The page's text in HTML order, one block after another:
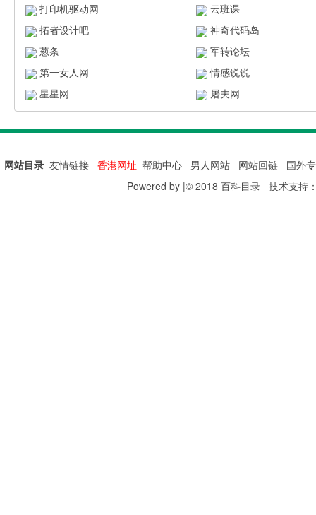
打印机驱动网
云班课
拓者设计吧
神奇代码岛
葱条
军转论坛
第一女人网
情感说说
星星网
屠夫网
网站目录 友情链接 香港网址 帮助中心 男人网站 网站回链
国外
Powered by |© 2018 百科目录技术支持